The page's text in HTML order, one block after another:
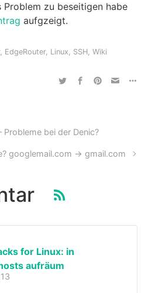
Problem zu beseitigen habe
aufgzeigt.
, EdgeRouter, Linux, SSH,Wiki
Probleme bei der Denic?
googlemail.com -> gmail.com
for Linux: in
aufräum